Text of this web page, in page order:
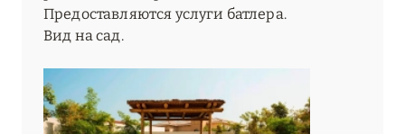
Предоставляются услуги батлера.
Вид на сад.